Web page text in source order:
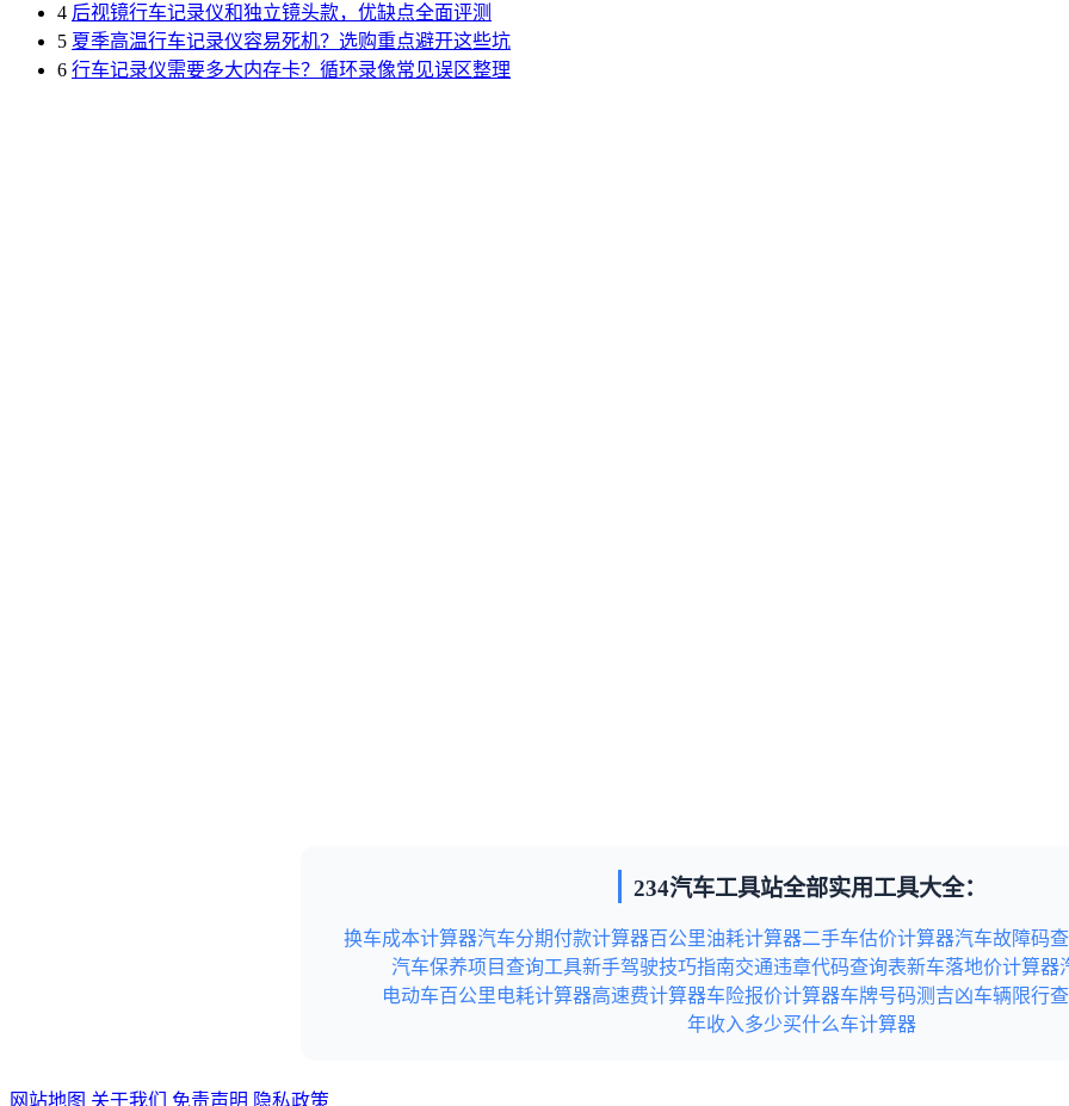
4 后视镜行车记录仪和独立镜头款，优缺点全面评测
5 夏季高温行车记录仪容易死机？选购重点避开这些坑
6 行车记录仪需要多大内存卡？循环录像常见误区整理
234汽车工具站全部实用工具大全：
换车成本计算器汽车分期付款计算器百公里油耗计算器二手车估价计算器汽车故障码
汽车保养项目查询工具新手驾驶技巧指南交通违章代码查询表新车落地价计算器
电动车百公里电耗计算器高速费计算器车险报价计算器车牌号码测吉凶车辆限行
年收入多少买什么车计算器
网站地图 关于我们 免责声明 隐私政策